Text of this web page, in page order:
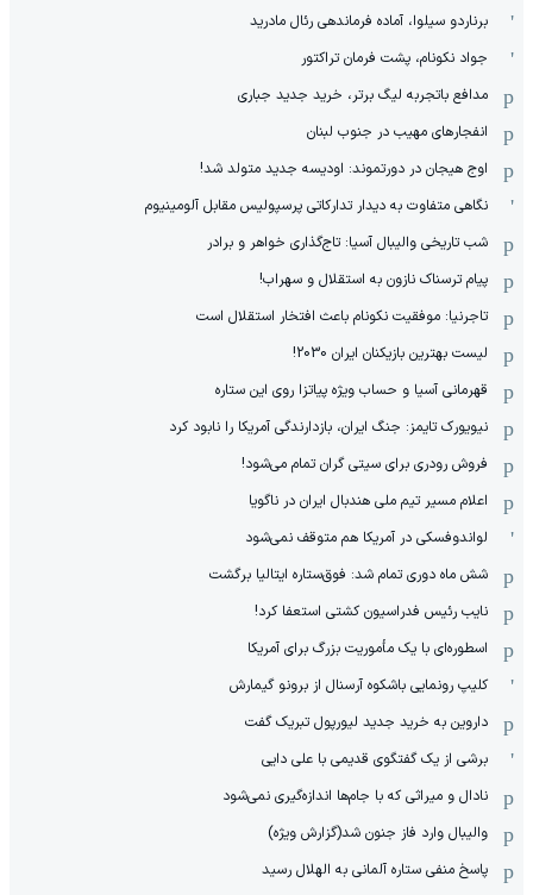
برناردو سیلوا، آماده فرماندهی رئال مادرید
جواد نکونام، پشت فرمان تراکتور
مدافع باتجربه لیگ برتر، خرید جدید جباری
انفجارهای مهیب در جنوب لبنان
اوج هیجان در دورتموند: اودیسه جدید متولد شد!
نگاهی متفاوت به دیدار تدارکاتی پرسپولیس مقابل آلومینیوم
شب تاریخی والیبال آسیا: تاج‌گذاری خواهر و برادر
پیام ترسناک نازون به استقلال و سهراب!
تاجرنیا: موفقیت نکونام باعث افتخار استقلال است
لیست بهترین بازیکنان ایران 2030!
قهرمانی آسیا و حساب ویژه پیاتزا روی این ستاره
نیویورک تایمز: جنگ ایران، بازدارندگی آمریکا را نابود کرد
فروش رودری برای سیتی گران تمام می‌شود!
اعلام مسیر تیم ملی هندبال ایران در ناگویا
لواندوفسکی در آمریکا هم متوقف نمی‌شود
شش ماه دوری تمام شد: فوق‌ستاره ایتالیا برگشت
نایب رئیس فدراسیون کشتی استعفا کرد!
اسطوره‌ای با یک مأموریت بزرگ برای آمریکا
کلیپ رونمایی باشکوه آرسنال از برونو گیمارش
داروین به خرید جدید لیورپول تبریک گفت
برشی از یک گفتگوی قدیمی با علی دایی
نادال و میراثی که با جام‌ها اندازه‌گیری نمی‌شود
والیبال وارد فاز جنون شد(گزارش ویژه)
پاسخ منفی ستاره آلمانی به الهلال رسید